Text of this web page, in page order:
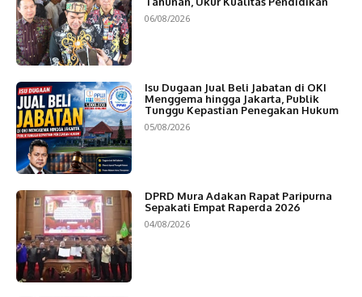
06/08/2026
Isu Dugaan Jual Beli Jabatan di OKI
Menggema hingga Jakarta, Publik
Tunggu Kepastian Penegakan Hukum
05/08/2026
DPRD Mura Adakan Rapat Paripurna
Sepakati Empat Raperda 2026
04/08/2026